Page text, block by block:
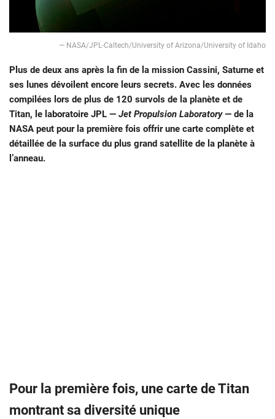
— NASA/JPL-Caltech/University of Arizona/University of Idaho
Plus de deux ans après la fin de la mission Cassini, Saturne et
ses lunes dévoilent encore leurs secrets. Avec les données
compilées lors de plus de 120 survols de la planète et de
Titan, le laboratoire JPL — Jet Propulsion Laboratory— de la
NASA peut pour la première fois offrir une carte complète et
détaillée de la surface du plus grand satellite de la planète à
l’anneau.
Pour la première fois, une carte de Titan
montrant sa diversité unique